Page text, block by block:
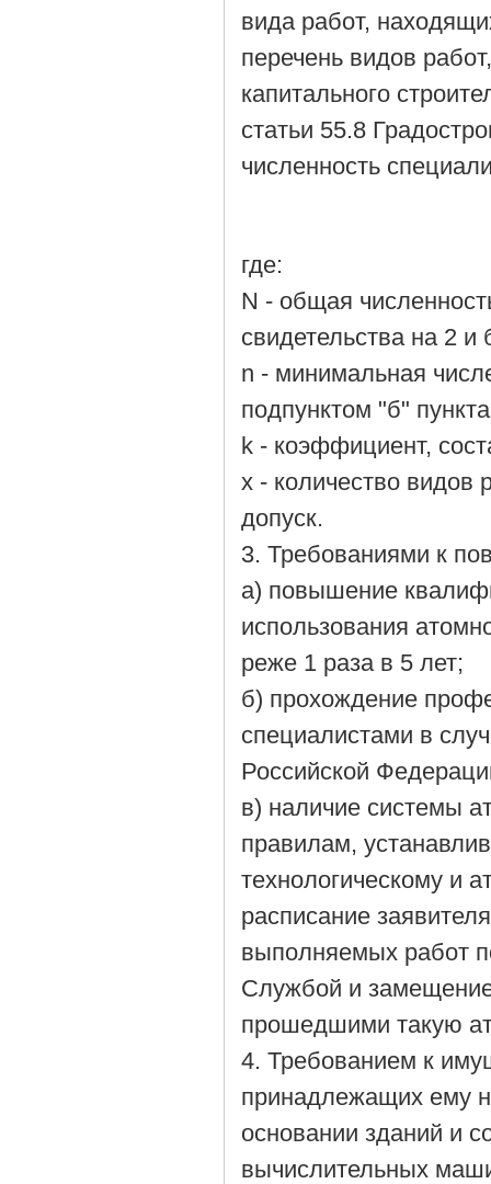
вида работ,
перечень видов
капитального
статьи 55.8
численность
где:
N - общая
свидетельства на 2
n - минимальная
подпунктом "б"
k - коэффициент,
x - количество видов
допуск.
3. Требованиями к
а) повышение
использования
реже 1 раза в 5 лет;
б) прохождение
специалистами в
Российской
в) наличие системы
правилам,
технологическому и
расписание
выполняемых работ
Службой и замещение
прошедшими такую
4. Требованием к
принадлежащих ему
основании зданий и
вычислительных